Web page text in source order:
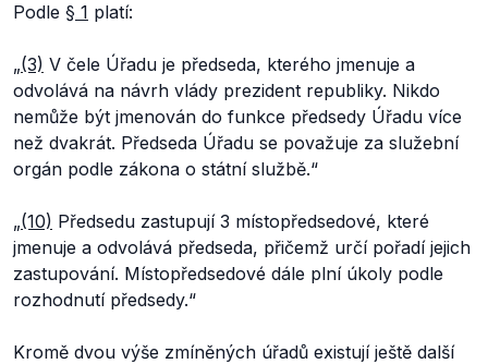
Podle § 1 platí:
„(3) V čele Úřadu je předseda, kterého jmenuje a
odvolává na návrh vlády prezident republiky. Nikdo
nemůže být jmenován do funkce předsedy Úřadu více
než dvakrát. Předseda Úřadu se považuje za služební
orgán podle zákona o státní službě.“
„(10) Předsedu zastupují 3 místopředsedové, které
jmenuje a odvolává předseda, přičemž určí pořadí jejich
zastupování. Místopředsedové dále plní úkoly podle
rozhodnutí předsedy.“
Kromě dvou výše zmíněných úřadů existují ještě další